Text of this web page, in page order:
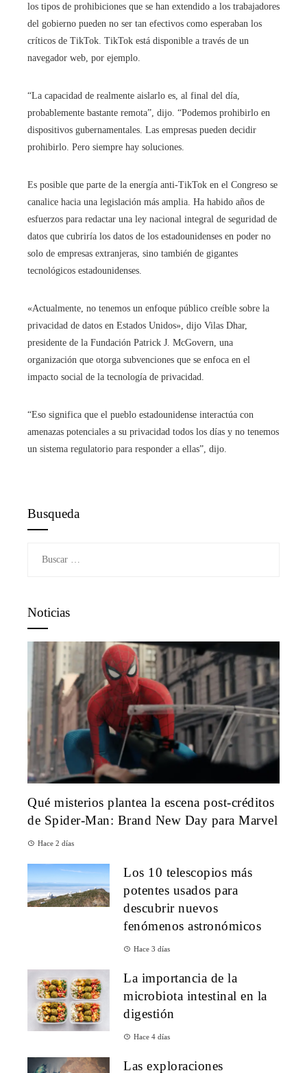
los tipos de prohibiciones que se han extendido a los trabajadores
del gobierno pueden no ser tan efectivos como esperaban los
críticos de TikTok. TikTok está disponible a través de un
navegador web, por ejemplo.
“La capacidad de realmente aislarlo es, al final del día,
probablemente bastante remota”, dijo. “Podemos prohibirlo en
dispositivos gubernamentales. Las empresas pueden decidir
prohibirlo. Pero siempre hay soluciones.
Es posible que parte de la energía anti-TikTok en el Congreso se
canalice hacia una legislación más amplia. Ha habido años de
esfuerzos para redactar una ley nacional integral de seguridad de
datos que cubriría los datos de los estadounidenses en poder no
solo de empresas extranjeras, sino también de gigantes
tecnológicos estadounidenses.
«Actualmente, no tenemos un enfoque público creíble sobre la
privacidad de datos en Estados Unidos», dijo Vilas Dhar,
presidente de la Fundación Patrick J. McGovern, una
organización que otorga subvenciones que se enfoca en el
impacto social de la tecnología de privacidad.
“Eso significa que el pueblo estadounidense interactúa con
amenazas potenciales a su privacidad todos los días y no tenemos
un sistema regulatorio para responder a ellas”, dijo.
Busqueda
Noticias
Qué misterios plantea la escena post-créditos
de Spider-Man: Brand New Day para Marvel
Hace 2 días
Los 10 telescopios más
potentes usados para
descubrir nuevos
fenómenos astronómicos
Hace 3 días
La importancia de la
microbiota intestinal en la
digestión
Hace 4 días
Las exploraciones